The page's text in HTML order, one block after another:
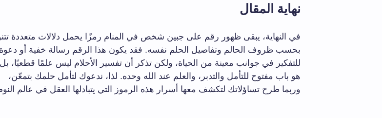
نهاية المقال
في النهاية، يبقى ظهور رقم على جبين شخص في المنام رمزًا يحمل دلالات متعددة
بحسب ظروف الحالم وتفاصيل الحلم نفسه. فقد يكون هذا الرقم رسالة خفية أو دعوة
للتفكير في جوانب معينة من الحياة، ولكن تذكر أن تفسير الأحلام ليس علمًا قطعيًا، بل
هو باب مفتوح للتأمل والتدبر، والعلم عند الله وحده. لذا، ندعوك لتأمل حلمك بتمعّن،
وربما طرح تساؤلاتك لتكشف معها أسرار هذه الرموز التي يتبادلها العقل في عالم